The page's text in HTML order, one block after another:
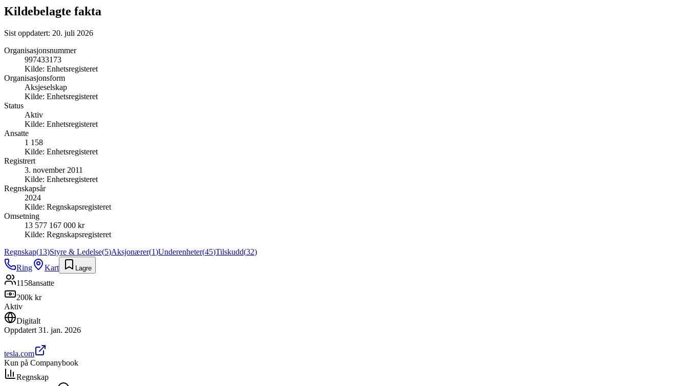
Kildebelagte fakta
Sist oppdatert: 20. juli 2026
Organisasjonsnummer
997433173
Kilde: Enhetsregisteret
Organisasjonsform
Aksjeselskap
Kilde: Enhetsregisteret
Status
Aktiv
Kilde: Enhetsregisteret
Ansatte
1 158
Kilde: Enhetsregisteret
Registrert
3. november 2011
Kilde: Enhetsregisteret
Regnskapsår
2024
Kilde: Regnskapsregisteret
Omsetning
13 577 167 000 kr
Kilde: Regnskapsregisteret
Regnskap(13)Styre & Ledelse(5)Aksjonærer(1)Underenheter(45)Tilskudd(32)
Ring
Kart Lagre
1158ansatte
200k kr
Aktiv
Digitalt
Oppdatert 31. jan. 2026
tesla.com
Kun på Companybook
Regnskap